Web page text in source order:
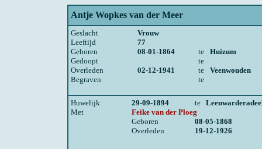
Antje Wopkes van der Meer
Geslacht
Vrouw
Leeftijd
77
Geboren
08-01-1864 te
Huizum
Gedoopt
te
Overleden
02-12-1941 te
Veenwouden
Begraven
te
Huwelijk 29-09-1894 te
Met
Feike van der Ploeg
Geboren
08-05-1868
Overleden
19-12-1926